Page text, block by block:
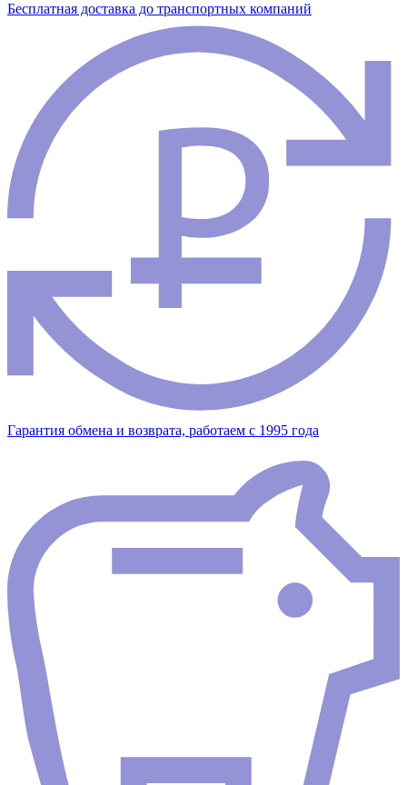
Бесплатная доставка до транспортных компаний
Гарантия обмена и возврата, работаем с 1995 года